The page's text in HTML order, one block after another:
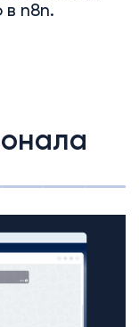
в n8n.